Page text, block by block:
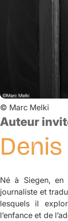
© Marc Melki
Auteur
Denis
Né à Siegen, en
journaliste et
lesquels il
l’enfance et de